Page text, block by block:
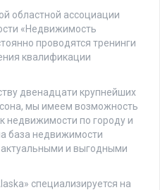
областной ассоциации
«Недвижимость
проводятся тренинги
квалификации
двенадцати крупнейших
мы имеем возможность
недвижимости по городу и
база недвижимости
и выгодными
специализируется на